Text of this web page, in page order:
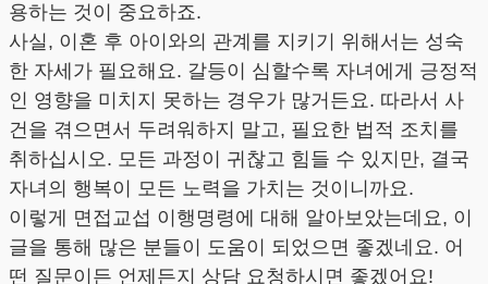
용하는 것이 중요하죠.
사실, 이혼 후 아이와의 관계를 지키기 위해서는 성숙
한 자세가 필요해요. 갈등이 심할수록 자녀에게 긍정적
인 영향을 미치지 못하는 경우가 많거든요. 따라서 사
건을 겪으면서 두려워하지 말고, 필요한 법적 조치를
취하십시오. 모든 과정이 귀찮고 힘들 수 있지만, 결국
자녀의 행복이 모든 노력을 가치는 것이니까요.
이렇게 면접교섭 이행명령에 대해 알아보았는데요, 이
글을 통해 많은 분들이 도움이 되었으면 좋겠네요. 어
떤 질문이든 언제든지 상담 요청하시면 좋겠어요!